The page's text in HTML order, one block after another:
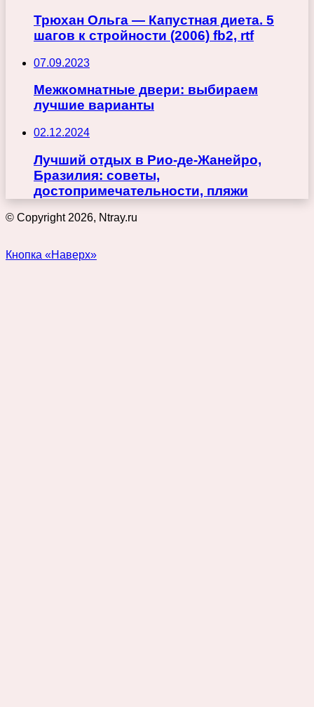
Трюхан Ольга — Капустная диета. 5
шагов к стройности (2006) fb2, rtf
07.09.2023
Межкомнатные двери: выбираем
лучшие варианты
02.12.2024
Лучший отдых в Рио-де-Жанейро,
Бразилия: советы,
достопримечательности, пляжи
© Copyright 2026, Ntray.ru
Кнопка «Наверх»